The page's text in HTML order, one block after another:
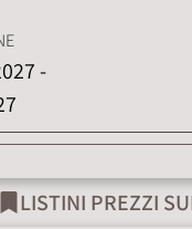
-
LISTINI PREZZI